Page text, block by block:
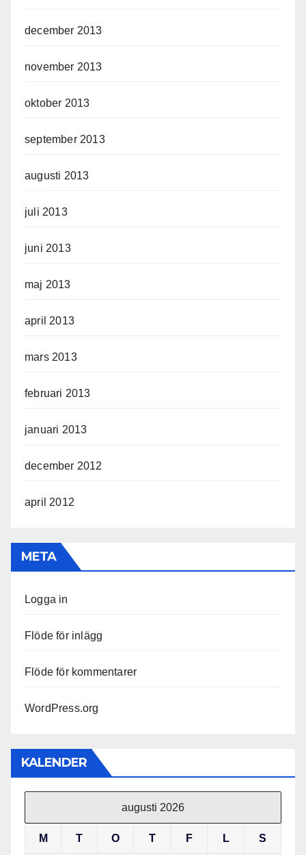
december 2013
november 2013
oktober 2013
september 2013
augusti 2013
juli 2013
juni 2013
maj 2013
april 2013
mars 2013
februari 2013
januari 2013
december 2012
april 2012
META
Logga in
Flöde för inlägg
Flöde för kommentarer
WordPress.org
KALENDER
augusti 2026
M T O T F L S